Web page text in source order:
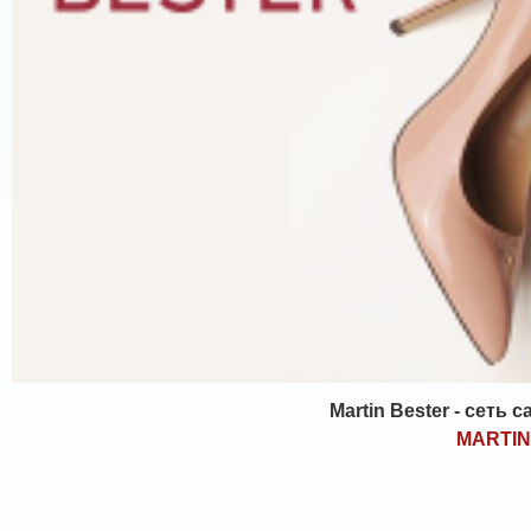
Martin Bester - сеть